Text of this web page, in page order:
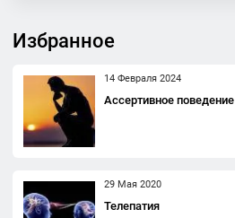
Избранное
14 Февраля 2024
Ассертивное поведение
29 Мая 2020
Телепатия